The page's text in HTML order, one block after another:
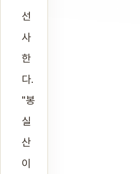
선
사
한
다.
"봉
실
산
이